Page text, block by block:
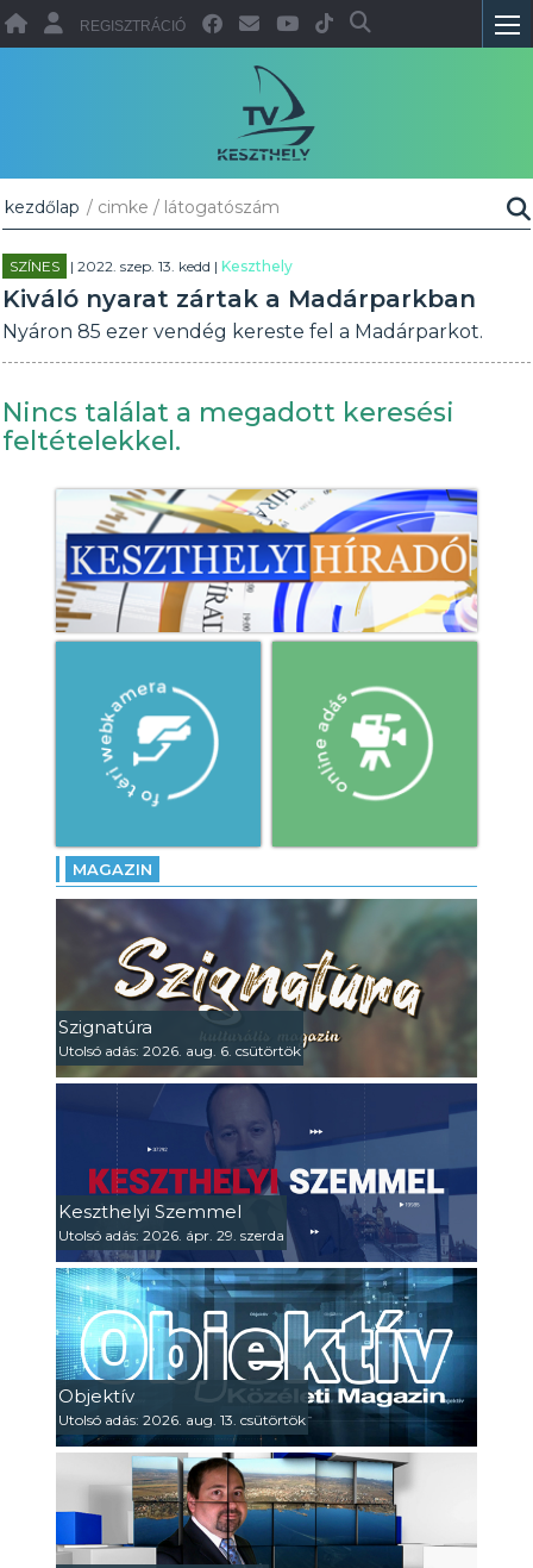
REGISZTRÁCIÓ
kezdőlap / cimke / látogatószám
SZÍNES | 2022. szep. 13. kedd |Keszthely
Kiváló nyarat zártak a Madárparkban
Nyáron 85 ezer vendég kereste fel a Madárparkot.
Nincs találat a megadott keresési
feltételekkel.
MAGAZIN
Szignatúra
Utolsó adás: 2026. aug. 6. csütörtök
Keszthelyi Szemmel
Utolsó adás: 2026. ápr. 29. szerda
Objektív
Utolsó adás: 2026. aug. 13. csütörtök